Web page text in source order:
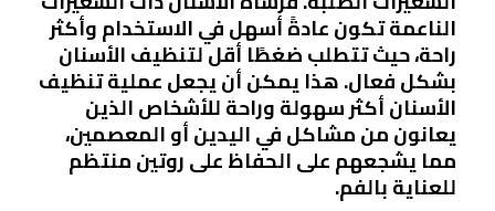
الناعمة تكون عادةً أسهل في الاستخدام وأكثر
راحة، حيث تتطلب ضغطًا أقل لتنظيف الأسنان
بشكل فعال. هذا يمكن أن يجعل عملية تنظيف
الأسنان أكثر سهولة وراحة للأشخاص الذين
يعانون من مشاكل في اليدين أو المعصمين،
مما يشجعهم على الحفاظ على روتين منتظم
للعناية بالفم.